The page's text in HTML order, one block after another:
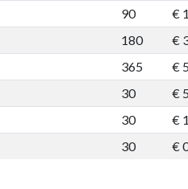
90
€
180
€
365
€
30 €
30 €
30 €